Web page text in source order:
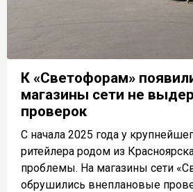
К «Светофорам»
магазины сети не
проверок
С начала 2025 года у
ритейлера родом из
проблемы. На магазины сети
обрушились внеплановые